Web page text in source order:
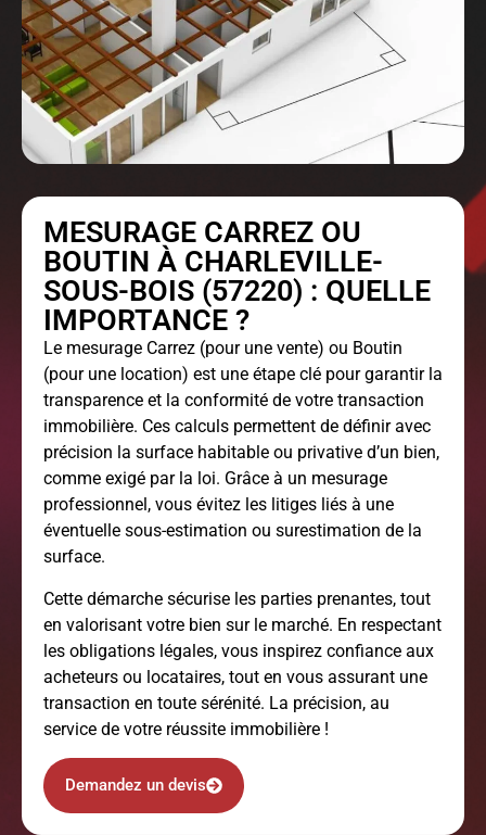
MESURAGE CARREZ OU
BOUTIN À CHARLEVILLE-
SOUS-BOIS (57220) : QUELLE
IMPORTANCE ?
Le mesurage Carrez (pour une vente) ou Boutin
(pour une location) est une étape clé pour garantir la
transparence et la conformité de votre transaction
immobilière. Ces calculs permettent de définir avec
précision la surface habitable ou privative d’un bien,
comme exigé par la loi. Grâce à un mesurage
professionnel, vous évitez les litiges liés à une
éventuelle sous-estimation ou surestimation de la
surface.
Cette démarche sécurise les parties prenantes, tout
en valorisant votre bien sur le marché. En respectant
les obligations légales, vous inspirez confiance aux
acheteurs ou locataires, tout en vous assurant une
transaction en toute sérénité. La précision, au
service de votre réussite immobilière !
Demandez un devis